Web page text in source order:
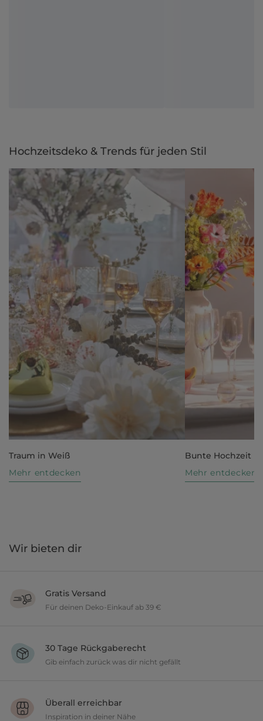
Hochzeitsdeko & Trends für jeden Stil
Traum in Weiß
Mehr entdecken
Bunte Hochzeit
Mehr entdecken
Wir bieten dir
Gratis Versand
Für deinen Deko-Einkauf ab 39 €
30 Tage Rückgaberecht
Gib einfach zurück was dir nicht gefällt
geben dir 30 Tage Zeit etwas zurückzusenden.
Überall erreichbar
Inspiration in deiner Nähe